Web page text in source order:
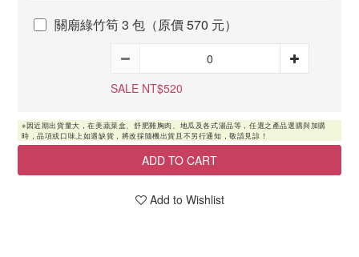
關廟綠竹筍 3 包（原價 570 元）
SALE NT$520
ADD TO CART
Add to Wishlist